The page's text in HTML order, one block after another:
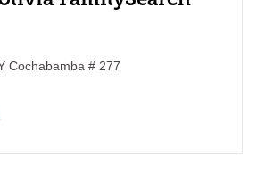
Cochabamba # 277